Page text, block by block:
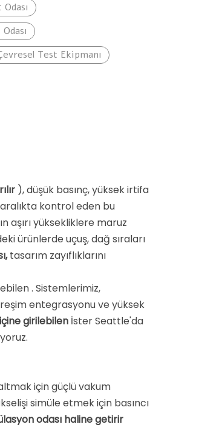
Test Ekipmanı
), düşük basınç, yüksek irtifa
aralıkta kontrol eden bu
aşırı yüksekliklere maruz
ürünlerde uçuş, dağ sıraları
tasarım zayıflıklarını
. Sistemlerimiz,
entegrasyonu ve yüksek
girilebilen İster Seattle'da
için güçlü vakum
simüle etmek için basıncı
odası haline getirir